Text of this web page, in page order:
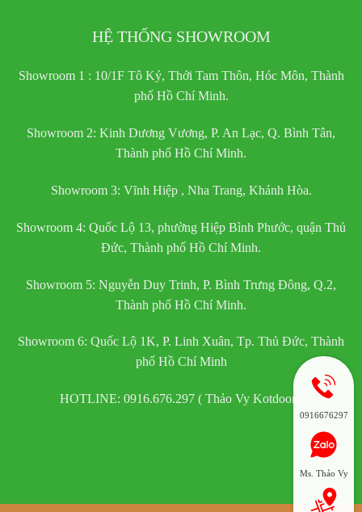
HỆ THỐNG SHOWROOM
Showroom 1 : 10/1F Tô Ký, Thới Tam Thôn, Hóc Môn, Thành
phố Hồ Chí Minh.
Showroom 2: Kinh Dương Vương, P. An Lạc, Q. Bình Tân,
Thành phố Hồ Chí Minh.
Showroom 3: Vĩnh Hiệp , Nha Trang, Khánh Hòa.
Showroom 4: Quốc Lộ 13, phường Hiệp Bình Phước, quận Thủ
Đức, Thành phố Hồ Chí Minh.
Showroom 5: Nguyễn Duy Trinh, P. Bình Trưng Đông, Q.2,
Thành phố Hồ Chí Minh.
Showroom 6: Quốc Lộ 1K, P. Linh Xuân, Tp. Thủ Đức, Thành
phố Hồ Chí Minh
HOTLINE: 0916.676.297 ( Thảo Vy Kotdoor )
0916676297
Ms. Thảo Vy